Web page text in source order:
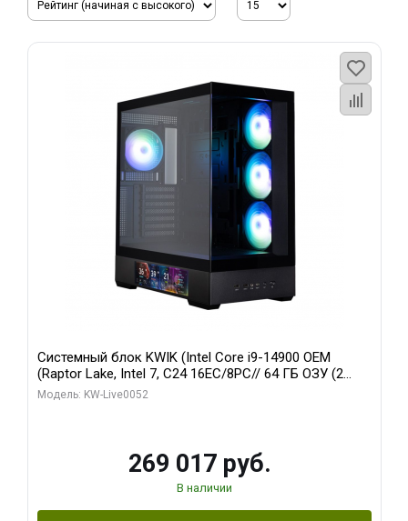
Системный блок KWIK (Intel Core i9-14900 OEM
(Raptor Lake, Intel 7, C24 16EC/8PC// 64 ГБ ОЗУ (2
модуля)/ Palit RTX5080 GAMINGPRO OC 16GB GDDR7
Модель: KW-Live0052
269 017 руб.
В наличии